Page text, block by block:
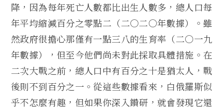
降，因為每年死亡人數都比出生人數多，總人口每
年平均縮減百分之零點二（二○二○年數據）。雖
然政府很擔心那僅有一點三八的生育率（二○一九
年數據），但至今他們尚未對此採取具體措施。在
二次大戰之前，總人口中有百分之十是猶太人，戰
後則不到百分之一。從這些數據看來，白俄羅斯似
乎不怎麼有趣，但如果你深入鑽研，就會發現它還